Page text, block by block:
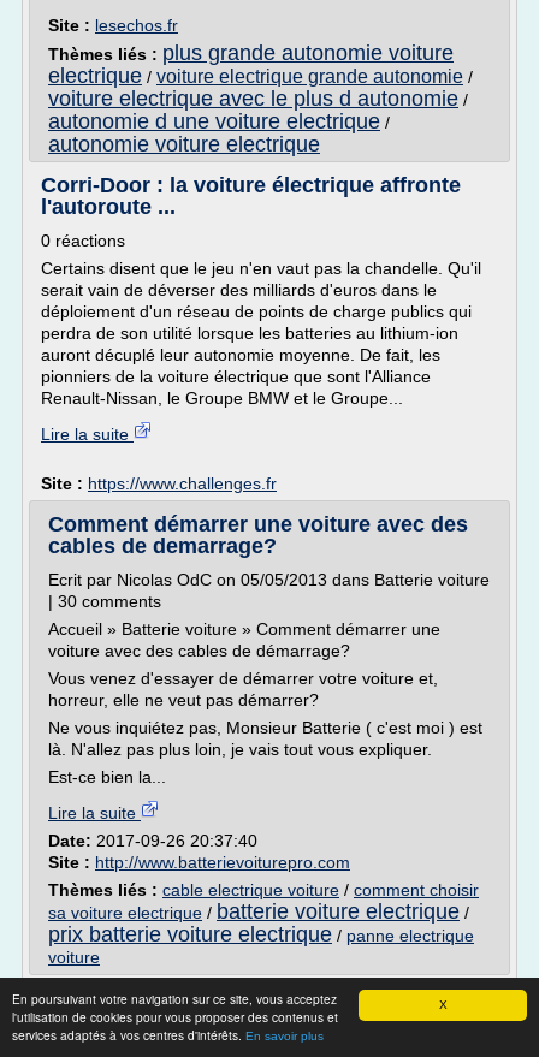
X
En poursuivant votre navigation sur ce site, vous acceptez
l'utilisation de cookies pour vous proposer des contenus et
services adaptés à vos centres d'intérêts. En savoir plus
Site : lesechos.fr
Thèmes liés : plus grande autonomie voiture
electrique / voiture electrique grande autonomie /
voiture electrique avec le plus d autonomie /
autonomie d une voiture electrique /
autonomie voiture electrique
Corri-Door : la voiture électrique affronte
l'autoroute ...
0 réactions
Certains disent que le jeu n'en vaut pas la chandelle. Qu'il
serait vain de déverser des milliards d'euros dans le
déploiement d'un réseau de points de charge publics qui
perdra de son utilité lorsque les batteries au lithium-ion
auront décuplé leur autonomie moyenne. De fait, les
pionniers de la voiture électrique que sont l'Alliance
Renault-Nissan, le Groupe BMW et le Groupe...
Lire la suite
Site : https://www.challenges.fr
Comment démarrer une voiture avec des
cables de demarrage?
Ecrit par Nicolas OdC on 05/05/2013 dans Batterie voiture
| 30 comments
Accueil » Batterie voiture » Comment démarrer une
voiture avec des cables de démarrage?
Vous venez d'essayer de démarrer votre voiture et,
horreur, elle ne veut pas démarrer?
Ne vous inquiétez pas, Monsieur Batterie ( c'est moi ) est
là. N'allez pas plus loin, je vais tout vous expliquer.
Est-ce bien la...
Lire la suite
Date: 2017-09-26 20:37:40
Site : http://www.batterievoiturepro.com
Thèmes liés : cable electrique voiture / comment choisir
sa voiture electrique / batterie voiture electrique /
prix batterie voiture electrique / panne electrique
voiture
Les vacances en voiture électrique - On
refait le blog